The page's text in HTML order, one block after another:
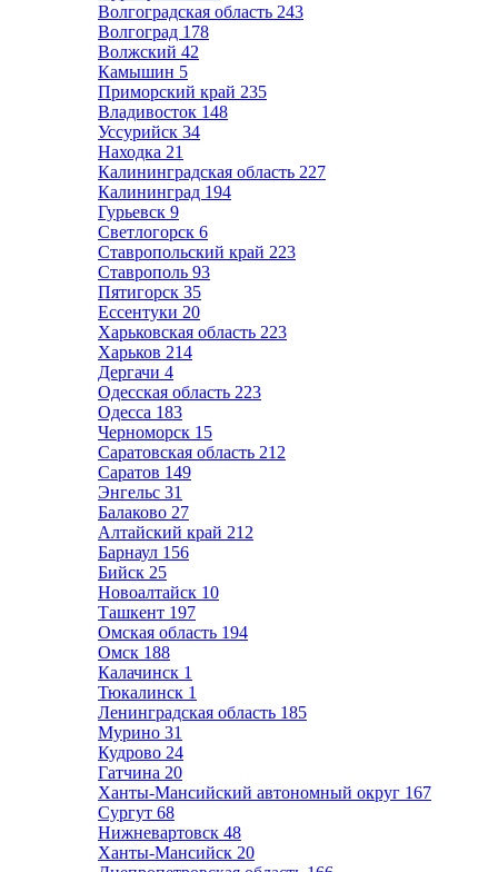
Волгоградская область 243
Волгоград 178
Волжский 42
Камышин 5
Приморский край 235
Владивосток 148
Уссурийск 34
Находка 21
Калининградская область 227
Калининград 194
Гурьевск 9
Светлогорск 6
Ставропольский край 223
Ставрополь 93
Пятигорск 35
Ессентуки 20
Харьковская область 223
Харьков 214
Дергачи 4
Одесская область 223
Одесса 183
Черноморск 15
Саратовская область 212
Саратов 149
Энгельс 31
Балаково 27
Алтайский край 212
Барнаул 156
Бийск 25
Новоалтайск 10
Ташкент 197
Омская область 194
Омск 188
Калачинск 1
Тюкалинск 1
Ленинградская область 185
Мурино 31
Кудрово 24
Гатчина 20
Ханты-Мансийский автономный округ 167
Сургут 68
Нижневартовск 48
Ханты-Мансийск 20